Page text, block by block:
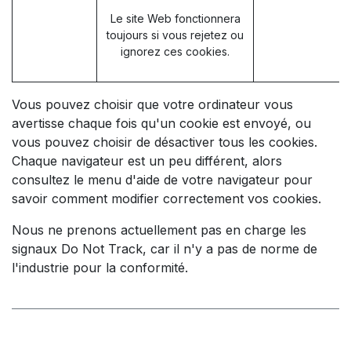
Le site Web fonctionnera
toujours si vous rejetez ou
ignorez ces cookies.
Vous pouvez choisir que votre ordinateur vous
avertisse chaque fois qu'un cookie est envoyé, ou
vous pouvez choisir de désactiver tous les cookies.
Chaque navigateur est un peu différent, alors
consultez le menu d'aide de votre navigateur pour
savoir comment modifier correctement vos cookies.
Nous ne prenons actuellement pas en charge les
signaux Do Not Track, car il n'y a pas de norme de
l'industrie pour la conformité.